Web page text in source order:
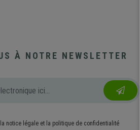
À NOTRE NEWSLETTER
la notice légale et la politique de confidentialité